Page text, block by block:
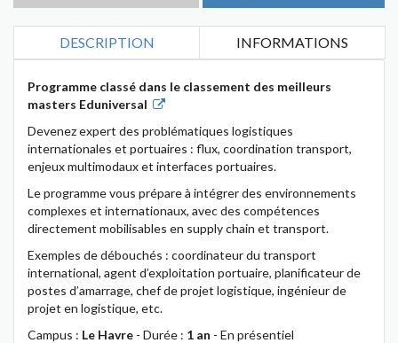
DESCRIPTION INFORMATIONS
Programme classé dans le classement des meilleurs
masters Eduniversal
Devenez expert des problématiques logistiques
internationales et portuaires : flux, coordination transport,
enjeux multimodaux et interfaces portuaires.
Le programme vous prépare à intégrer des environnements
complexes et internationaux, avec des compétences
directement mobilisables en supply chain et transport.
Exemples de débouchés : coordinateur du transport
international, agent d’exploitation portuaire, planificateur de
postes d’amarrage, chef de projet logistique, ingénieur de
projet en logistique, etc.
Campus : Le Havre - Durée : 1 an - En présentiel